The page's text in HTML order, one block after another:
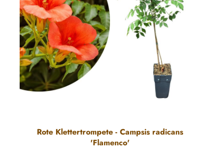
Rote Klettertrompete - Campsis radicans
'Flamenco'